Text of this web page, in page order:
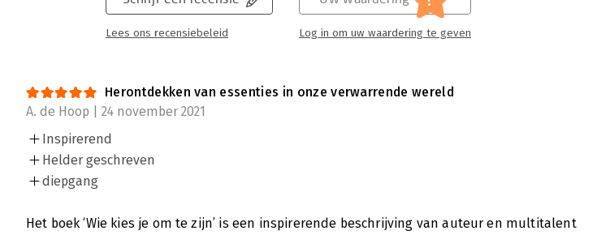
Lees ons recensiebeleid Log in om uw waardering te geven
Herontdekken van essenties in onze verwarrende wereld
A. de Hoop | 24 november 2021
Inspirerend
Helder geschreven
diepgang
Het boek ‘Wie kies je om te zijn’ is een inspirerende beschrijving van auteur en multitalent